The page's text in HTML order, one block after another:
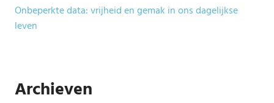
Onbeperkte data: vrijheid en gemak in ons dagelijkse
leven
Archieven